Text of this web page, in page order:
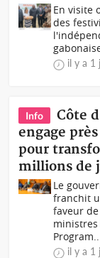
En visite
des
il y a 1
Info
Côte
engage
pour
millions de
Le
franchit
faveur
il y a 1